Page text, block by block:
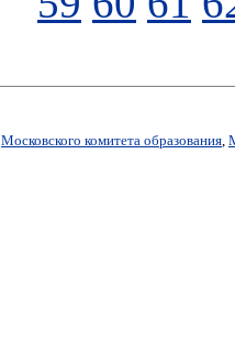
Московского комитета образования,